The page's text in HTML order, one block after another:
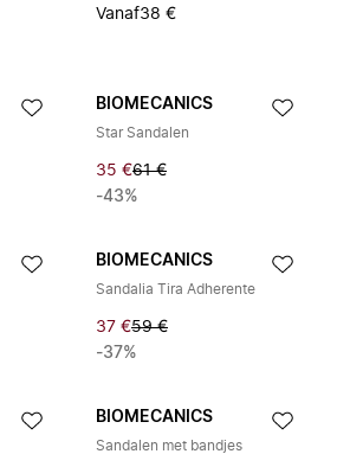
Vanaf38 €
BIOMECANICS
Star Sandalen
35 €61 €
-43%
BIOMECANICS
Sandalia Tira Adherente
37 €59 €
-37%
BIOMECANICS
Sandalen met bandjes